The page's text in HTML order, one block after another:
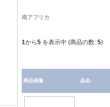
南アフリカ
1から5 を表示中 (商品の数: 5)
商品画像 品名-